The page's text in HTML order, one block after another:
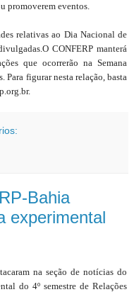
promoverem eventos.
relativas ao Dia Nacional de
CONFERP manterá
que ocorrerão na Semana
Para figurar nesta relação, basta
Bahia
experimental
na seção de notícias do
do 4º semestre de Relações